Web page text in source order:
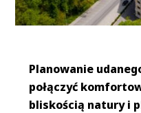
Planowanie
połączyć
bliskością natury i